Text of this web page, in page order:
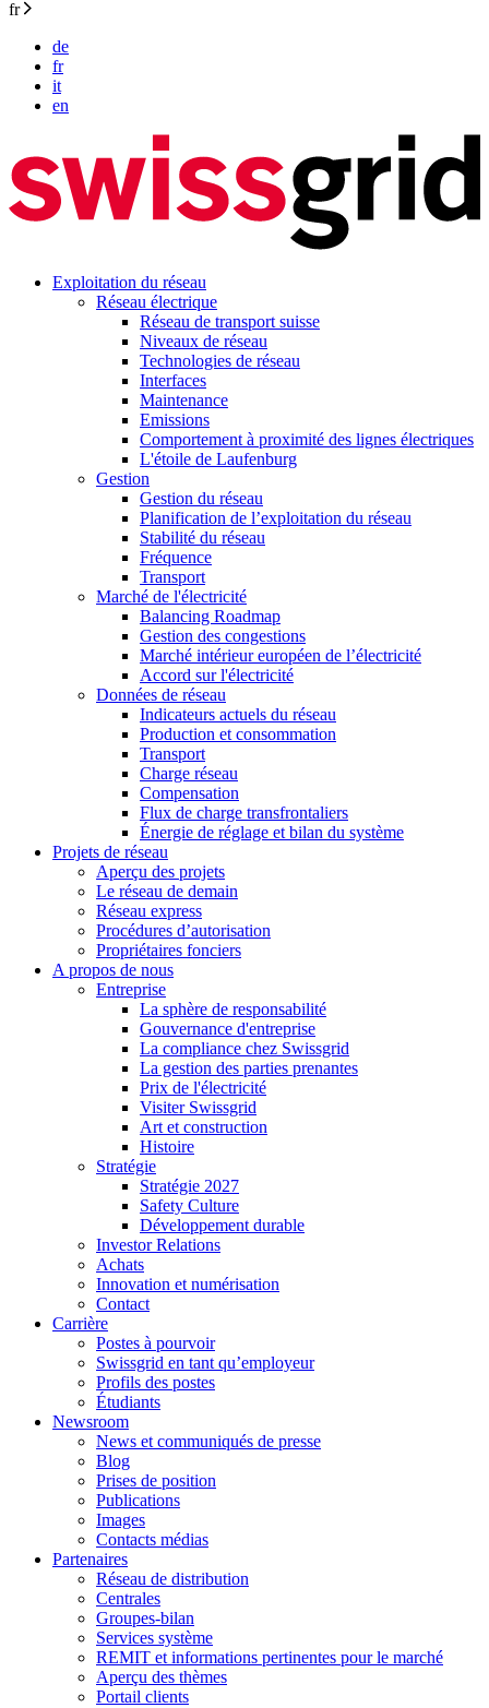
fr
de
fr
it
en
Exploitation du réseau
Réseau électrique
Réseau de transport suisse
Niveaux de réseau
Technologies de réseau
Interfaces
Maintenance
Emissions
Comportement à proximité des lignes électriques
L'étoile de Laufenburg
Gestion
Gestion du réseau
Planification de l’exploitation du réseau
Stabilité du réseau
Fréquence
Transport
Marché de l'électricité
Balancing Roadmap
Gestion des congestions
Marché intérieur européen de l’électricité
Accord sur l'électricité
Données de réseau
Indicateurs actuels du réseau
Production et consommation
Transport
Charge réseau
Compensation
Flux de charge transfrontaliers
Énergie de réglage et bilan du système
Projets de réseau
Aperçu des projets
Le réseau de demain
Réseau express
Procédures d’autorisation
Propriétaires fonciers
A propos de nous
Entreprise
La sphère de responsabilité
Gouvernance d'entreprise
La compliance chez Swissgrid
La gestion des parties prenantes
Prix de l'électricité
Visiter Swissgrid
Art et construction
Histoire
Stratégie
Stratégie 2027
Safety Culture
Développement durable
Investor Relations
Achats
Innovation et numérisation
Contact
Carrière
Postes à pourvoir
Swissgrid en tant qu’employeur
Profils des postes
Étudiants
Newsroom
News et communiqués de presse
Blog
Prises de position
Publications
Images
Contacts médias
Partenaires
Réseau de distribution
Centrales
Groupes-bilan
Services système
REMIT et informations pertinentes pour le marché
Aperçu des thèmes
Portail clients